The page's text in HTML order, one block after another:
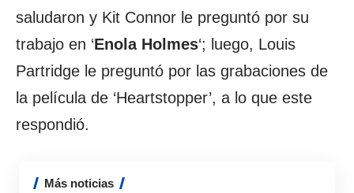
saludaron y Kit Connor le preguntó por su
trabajo en ‘Enola Holmes‘; luego, Louis
Partridge le preguntó por las grabaciones de
la película de ‘Heartstopper’, a lo que este
respondió.
Más noticias